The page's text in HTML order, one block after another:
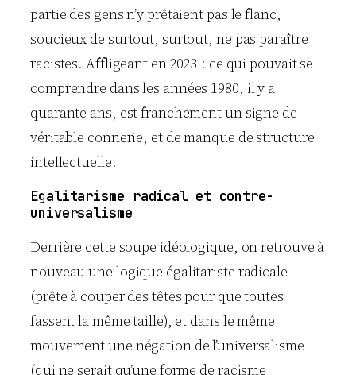
partie des gens n’y prêtaient pas le flanc,
soucieux de surtout, surtout, ne pas paraître
racistes. Affligeant en 2023 : ce qui pouvait se
comprendre dans les années 1980, il y a
quarante ans, est franchement un signe de
véritable connerie, et de manque de structure
intellectuelle.
Egalitarisme radical et contre-
universalisme
Derrière cette soupe idéologique, on retrouve à
nouveau une logique égalitariste radicale
(prête à couper des têtes pour que toutes
fassent la même taille), et dans le même
mouvement une négation de l’universalisme
(qui ne serait qu’une forme de racisme